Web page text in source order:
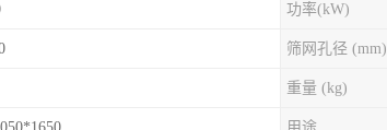
功率(kW)
筛网孔径 (mm)
重量 (kg)